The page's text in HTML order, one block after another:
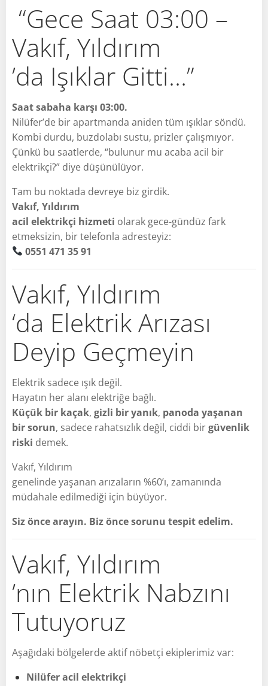
“Gece Saat 03:00 –
Vakıf, Yıldırım
’da Işıklar Gitti…”
Saat sabaha karşı 03:00.
Nilüfer’de bir apartmanda aniden tüm ışıklar söndü.
Kombi durdu, buzdolabı sustu, prizler çalışmıyor.
Çünkü bu saatlerde, “bulunur mu acaba acil bir
elektrikçi?” diye düşünülüyor.
Tam bu noktada devreye biz girdik.
Vakıf, Yıldırım
acil elektrikçi hizmeti olarak gece-gündüz fark
etmeksizin, bir telefonla adresteyiz:
0551 471 35 91
Vakıf, Yıldırım
‘da Elektrik Arızası
Deyip Geçmeyin
Elektrik sadece ışık değil.
Hayatın her alanı elektriğe bağlı.
Küçük bir kaçak, gizli bir yanık, panoda yaşanan
bir sorun, sadece rahatsızlık değil, ciddi birgüvenlik
riski demek.
Vakıf, Yıldırım
genelinde yaşanan arızaların %60’ı, zamanında
müdahale edilmediği için büyüyor.
Siz önce arayın. Biz önce sorunu tespit edelim.
Vakıf, Yıldırım
’nın Elektrik Nabzını
Tutuyoruz
Aşağıdaki bölgelerde aktif nöbetçi ekiplerimiz var:
Nilüfer acil elektrikçi